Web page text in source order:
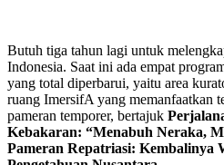
Butuh tiga tahun lagi untuk
Indonesia. Saat ini ada empat
yang total diperbarui, yaitu area
ruang ImersifA yang memanfaatkan
pameran temporer, bertajuk
Kebakaran: “Menabuh Neraka,
Pameran Repatriasi: Kembalinya